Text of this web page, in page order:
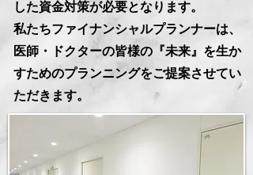
した資金対策が必要となります。
私たちファイナンシャルプランナーは、
医師・ドクターの皆様の『未来』を生か
すためのプランニングをご提案させてい
ただきます。